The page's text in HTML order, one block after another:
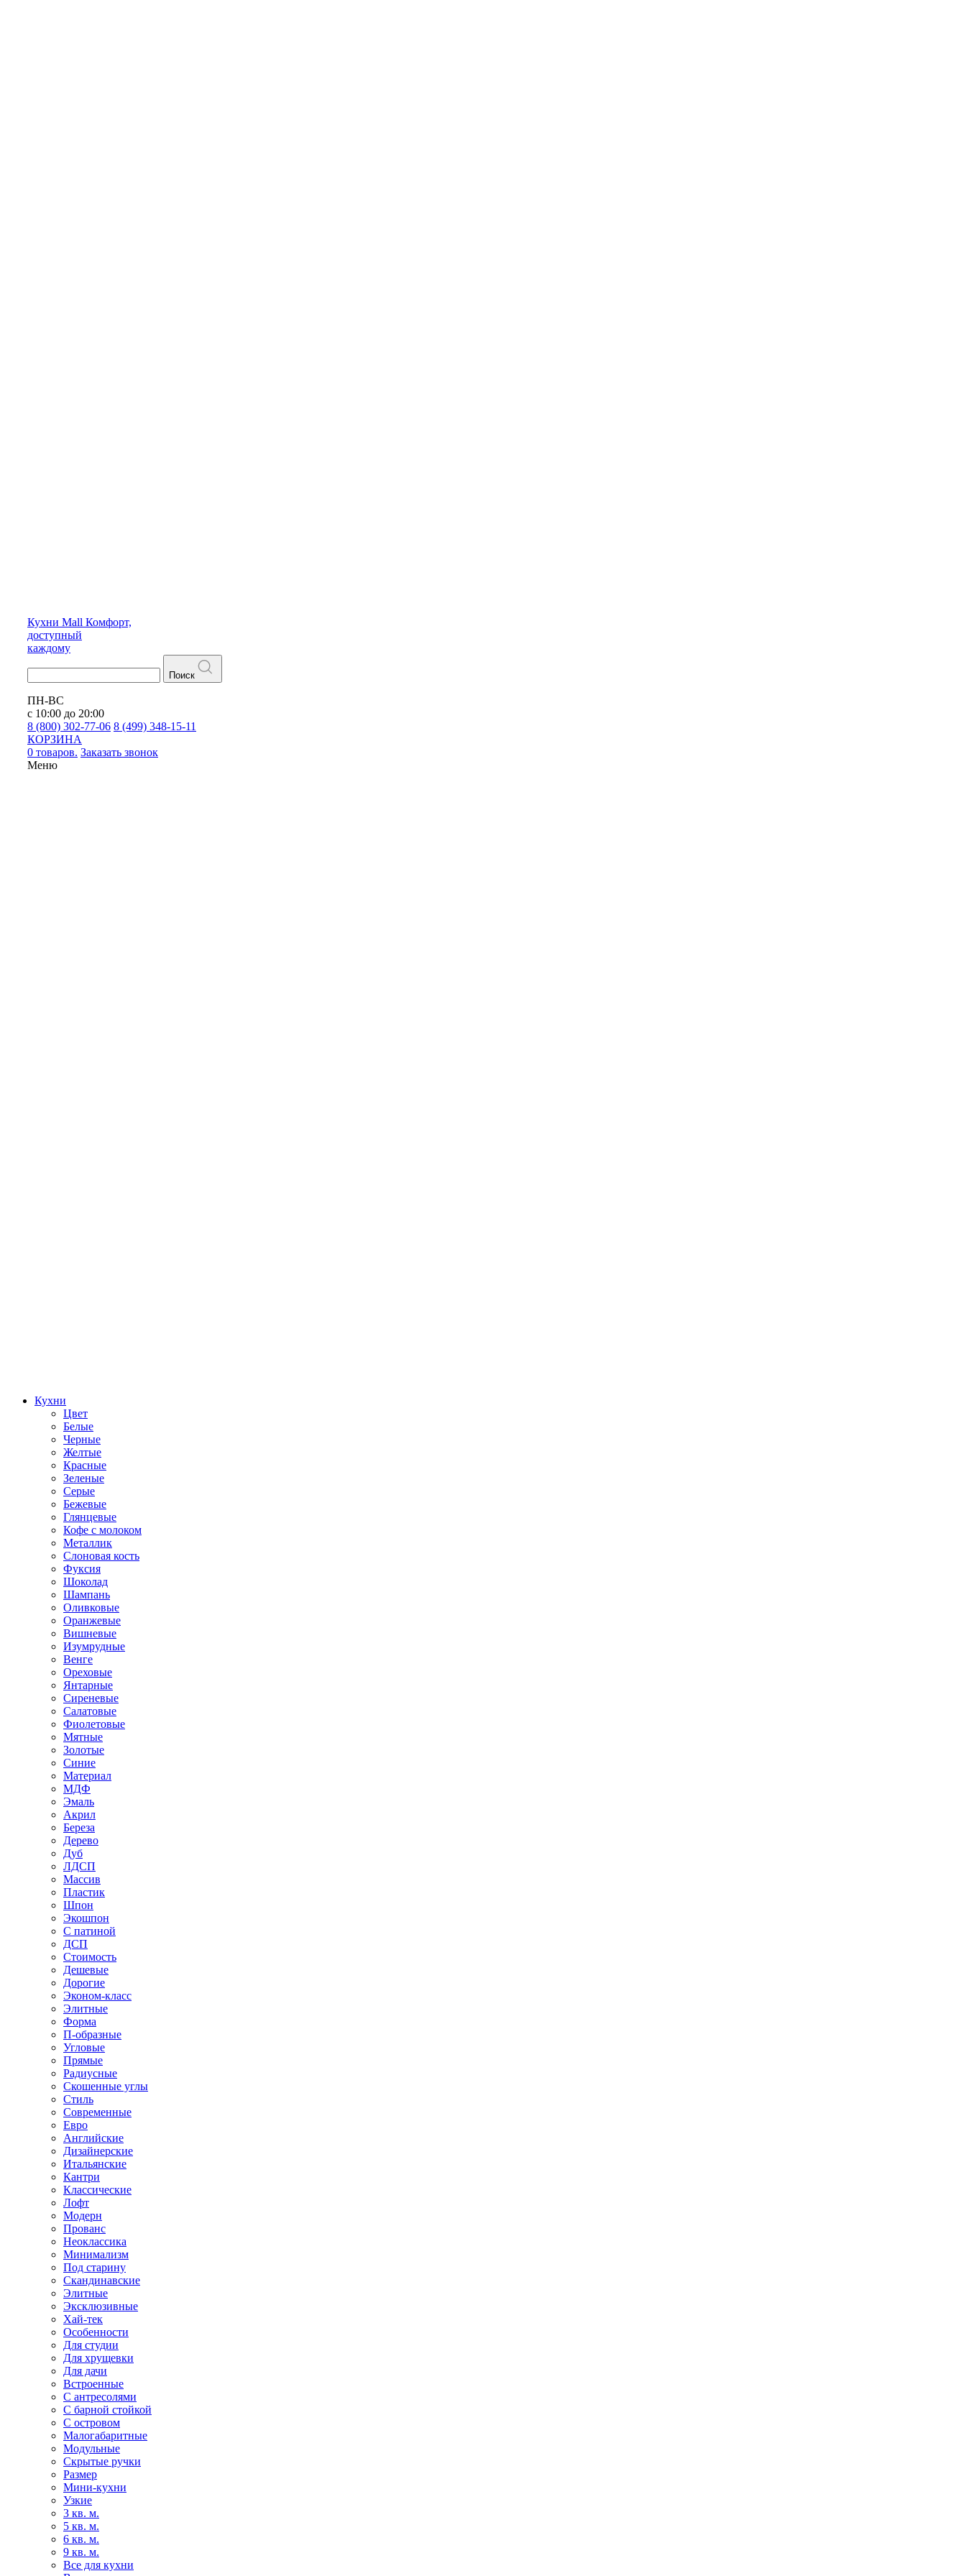
Кухни Mall Комфорт,
доступный
каждому
Поиск
ПН-ВС
с 10:00 до 20:00
8 (800) 302-77-06 8 (499) 348-15-11
КОРЗИНА
0 товаров. Заказать звонок
Меню
Кухни
Цвет
Белые
Черные
Желтые
Красные
Зеленые
Серые
Бежевые
Глянцевые
Кофе с молоком
Металлик
Слоновая кость
Фуксия
Шоколад
Шампань
Оливковые
Оранжевые
Вишневые
Изумрудные
Венге
Ореховые
Янтарные
Сиреневые
Салатовые
Фиолетовые
Мятные
Золотые
Синие
Материал
МДФ
Эмаль
Акрил
Береза
Дерево
Дуб
ЛДСП
Массив
Пластик
Шпон
Экошпон
С патиной
ДСП
Стоимость
Дешевые
Дорогие
Эконом-класс
Элитные
Форма
П-образные
Угловые
Прямые
Радиусные
Скошенные углы
Стиль
Современные
Евро
Английские
Дизайнерские
Итальянские
Кантри
Классические
Лофт
Модерн
Прованс
Неоклассика
Минимализм
Под старину
Скандинавские
Элитные
Эксклюзивные
Хай-тек
Особенности
Для студии
Для хрущевки
Для дачи
Встроенные
С антресолями
С барной стойкой
С островом
Малогабаритные
Модульные
Скрытые ручки
Размер
Мини-кухни
Узкие
3 кв. м.
5 кв. м.
6 кв. м.
9 кв. м.
Все для кухни